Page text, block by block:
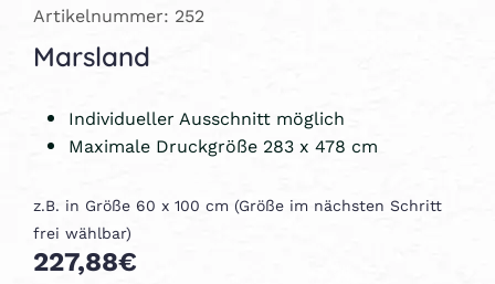
Artikelnummer: 252
Marsland
Individueller Ausschnitt möglich
Maximale Druckgröße 283 x 478 cm
z.B. in Größe 60 x 100 cm (Größe im nächsten Schritt
frei wählbar)
227,88€